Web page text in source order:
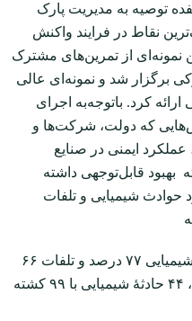
توصیه به مدیریت پارک
نقاط در فرایند واکنش
نمونه‌ای از تمرین‌های مشترک
برگزار شد و نمونه‌ای عالی
کرد. باتوجه‌به اجرای
که دولت، شرکت‌ها و
عملکرد ایمنی در صنایع
‌قابل‌توجهی داشته
می‌شود حوادث شیمیایی و تلفات
است. طی نه سال گذشته، حوادث شیمیایی ۷۷ درصد و تلفات ۶۶
درصد کاهش داشته است. در ۲۰۱۲، ۴۴ حادثۀ شیمیایی با ۹۹ کشته